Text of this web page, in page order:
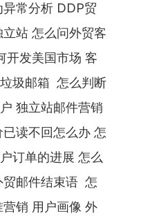
常分析 DDP贸
站 怎么问外贸客
开发美国市场 客
圾邮箱  怎么判断
独立站邮件营销
读不回怎么办 怎
订单的进展 怎么
邮件结束语  怎
销 用户画像 外